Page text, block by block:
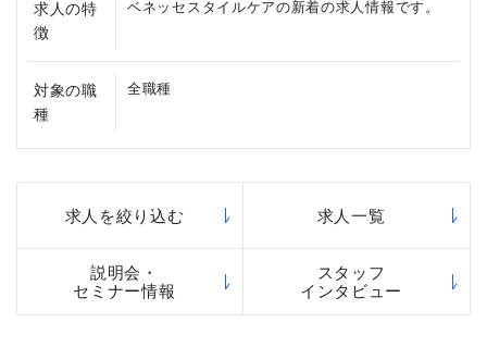
求人の特
徴
ベネッセスタイルケアの新着の求人情報です。
対象の職
種
全職種
求人を絞り込む 求人一覧
説明会・
セミナー情報
スタッフ
インタビュー